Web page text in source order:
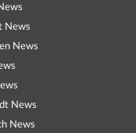
News
News
News
News